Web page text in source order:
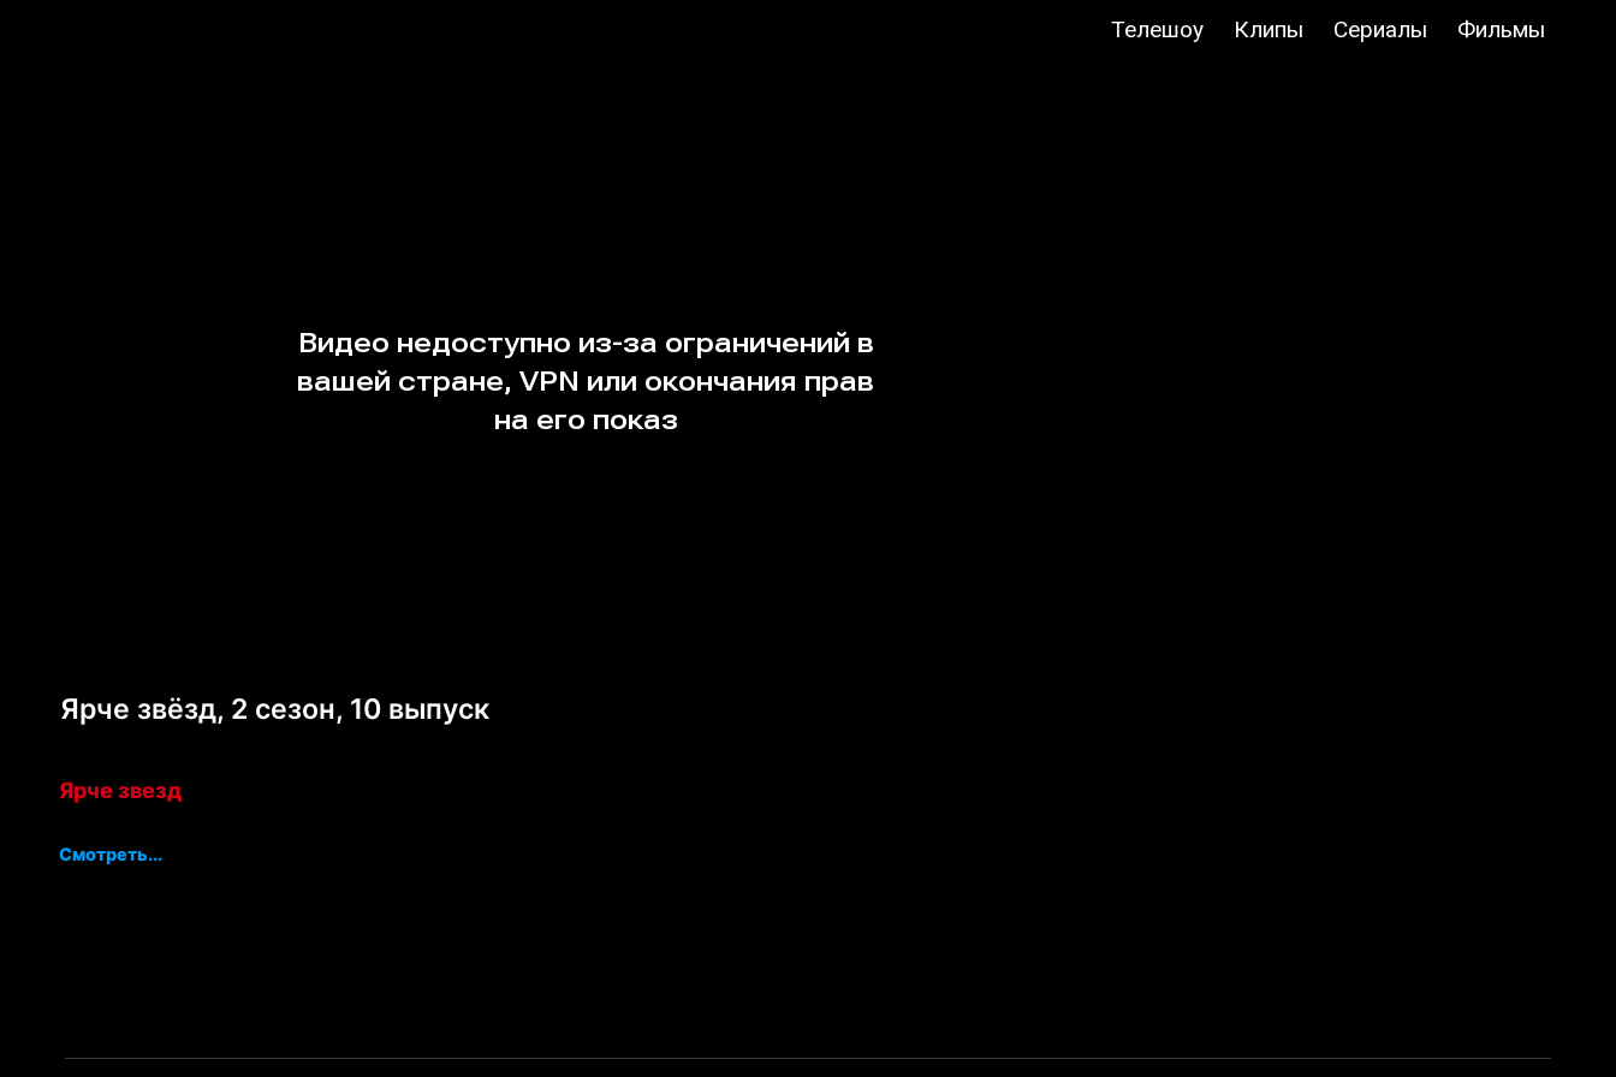
Телешоу Клипы Сериалы Фильмы
Ярче звёзд, 2 сезон, 10 выпуск
Ярче звезд
Смотреть...